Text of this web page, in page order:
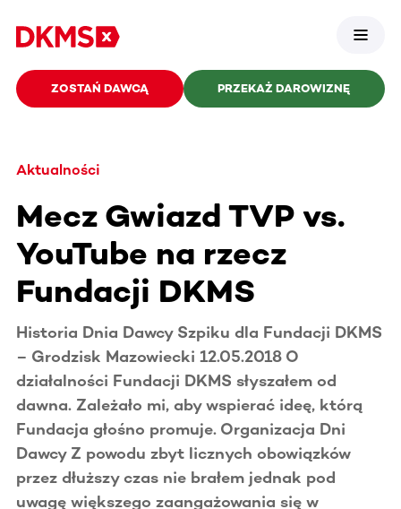
ZOSTAŃ DAWCĄ PRZEKAŻ DAROWIZNĘ
Aktualności
Mecz Gwiazd TVP vs.
YouTube na rzecz
Fundacji DKMS
Historia Dnia Dawcy Szpiku dla Fundacji DKMS
– Grodzisk Mazowiecki 12.05.2018 O
działalności Fundacji DKMS słyszałem od
dawna. Zależało mi, aby wspierać ideę, którą
Fundacja głośno promuje. Organizacja Dni
Dawcy Z powodu zbyt licznych obowiązków
przez dłuższy czas nie brałem jednak pod
uwagę większego zaangażowania się w